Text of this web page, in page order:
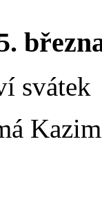
svátek